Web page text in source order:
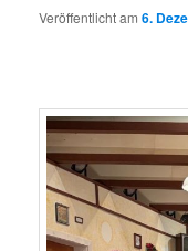
Veröffentlicht am 6.